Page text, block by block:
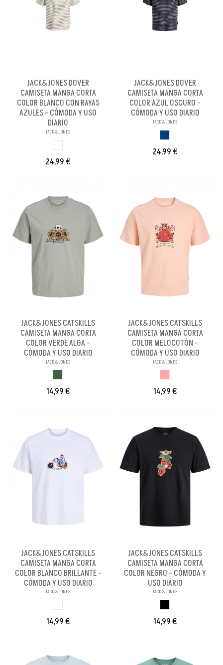
JACK&JONES DOVER
CAMISETA MANGA CORTA
COLOR BLANCO CON RAYAS
AZULES - CÓMODA Y USO
DIARIO
JACK & JONES
24,99 €
JACK&JONES DOVER
CAMISETA MANGA CORTA
COLOR AZUL OSCURO -
CÓMODA Y USO DIARIO
JACK & JONES
24,99 €
JACK&JONES CATSKILLS
CAMISETA MANGA CORTA
COLOR VERDE ALGA -
CÓMODA Y USO DIARIO
JACK & JONES
14,99 €
JACK&JONES CATSKILLS
CAMISETA MANGA CORTA
COLOR MELOCOTÓN -
CÓMODA Y USO DIARIO
JACK & JONES
14,99 €
JACK&JONES CATSKILLS
CAMISETA MANGA CORTA
COLOR BLANCO BRILLANTE -
CÓMODA Y USO DIARIO
JACK & JONES
14,99 €
JACK&JONES CATSKILLS
CAMISETA MANGA CORTA
COLOR NEGRO - CÓMODA Y
USO DIARIO
JACK & JONES
14,99 €